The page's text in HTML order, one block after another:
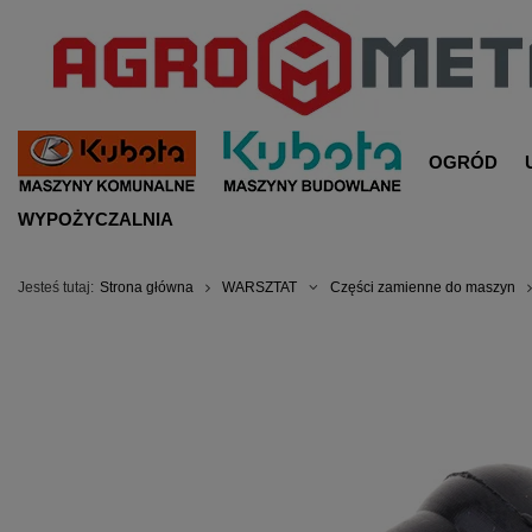
OGRÓD
WYPOŻYCZALNIA
Jesteś tutaj: Strona główna WARSZTAT Części zamienne do maszyn